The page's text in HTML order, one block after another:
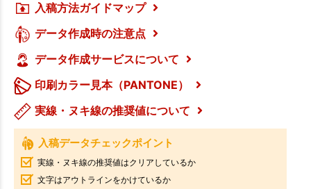
入稿方法ガイドマップ
データ作成時の注意点
データ作成サービスについて
印刷カラー見本（PANTONE）
実線・ヌキ線の推奨値について
入稿データチェックポイント
実線・ヌキ線の推奨値はクリアしているか
文字はアウトラインをかけているか